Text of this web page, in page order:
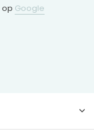
op Google